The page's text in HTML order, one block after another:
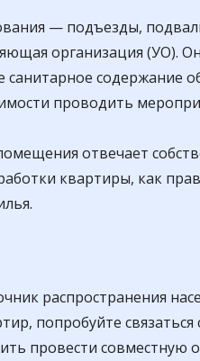
— подъезды,
организация (УО).
санитарное содержание
проводить
отвечает
квартиры, как
распространения
попробуйте связаться
провести совместную